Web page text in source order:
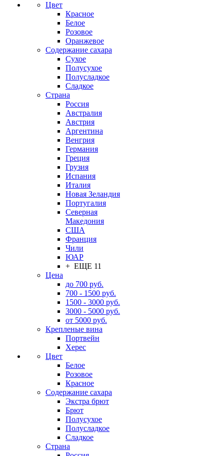
Цвет
Красное
Белое
Розовое
Оранжевое
Содержание сахара
Сухое
Полусухое
Полусладкое
Сладкое
Страна
Россия
Австралия
Австрия
Аргентина
Венгрия
Германия
Греция
Грузия
Испания
Италия
Новая Зеландия
Португалия
Северная
Македония
США
Франция
Чили
ЮАР
+ ЕЩЕ 11
Цена
до 700 руб.
700 - 1500 руб.
1500 - 3000 руб.
3000 - 5000 руб.
от 5000 руб.
Крепленые вина
Портвейн
Херес
Цвет
Белое
Розовое
Красное
Содержание сахара
Экстра брют
Брют
Полусухое
Полусладкое
Сладкое
Страна